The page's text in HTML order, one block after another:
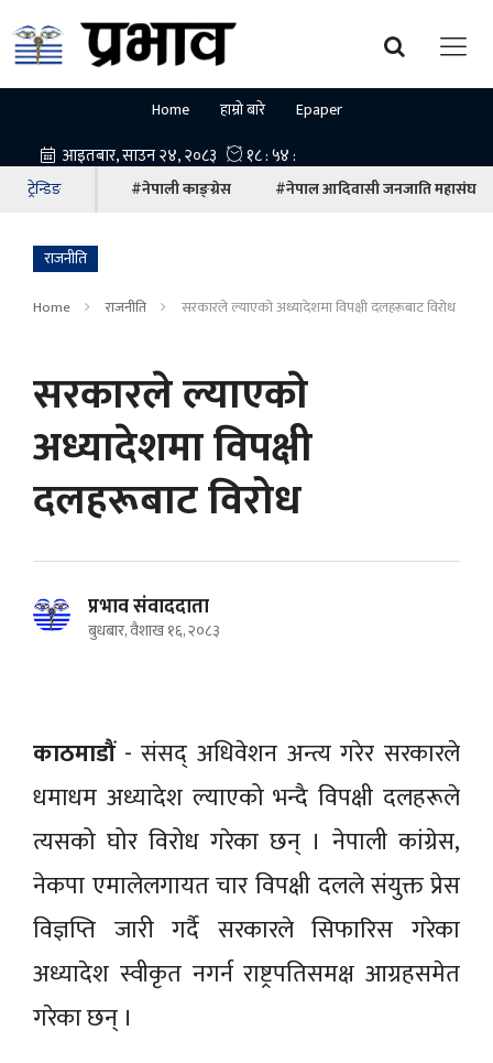
Home हाम्रो बारे Epaper
ट्रेन्डिङ #नेपाली काङ्ग्रेस #नेपाल आदिवासी जनजाति महासंघ
राजनीति
Home राजनीति सरकारले ल्याएकाे अध्यादेशमा विपक्षी दलहरूबाट विरोध
सरकारले ल्याएकाे
अध्यादेशमा विपक्षी
दलहरूबाट विरोध
प्रभाव संवाददाता
बुधबार, वैशाख १६, २०८३
काठमाडौं- संसद् अधिवेशन अन्त्य गरेर सरकारले
धमाधम अध्यादेश ल्याएको भन्दै विपक्षी दलहरूले
त्यसको घोर विरोध गरेका छन् । नेपाली कांग्रेस,
नेकपा एमालेलगायत चार विपक्षी दलले संयुक्त प्रेस
विज्ञप्ति जारी गर्दै सरकारले सिफारिस गरेका
अध्यादेश स्वीकृत नगर्न राष्ट्रपतिसमक्ष आग्रहसमेत
गरेका छन् ।